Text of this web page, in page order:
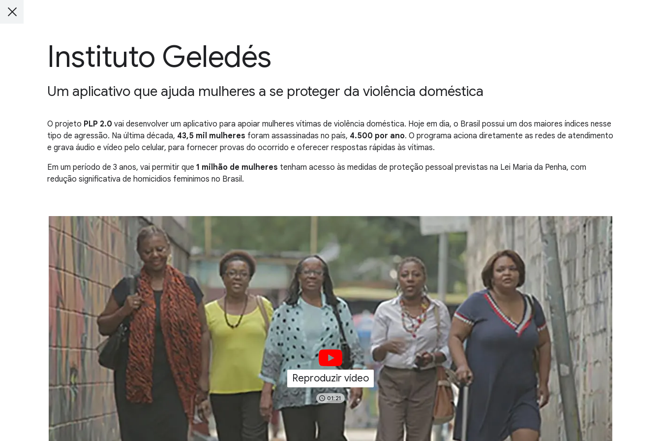
Instituto Geledés
Um aplicativo que ajuda mulheres a se proteger da violência doméstica
O projeto PLP 2.0 vai desenvolver um aplicativo para apoiar mulheres vítimas de violência doméstica. Hoje em dia, o Brasil possui um dos maiores índices nesse
tipo de agressão. Na última década, 43,5 mil mulheres foram assassinadas no país, 4.500 por ano. O programa aciona diretamente as redes de atendimento
e grava áudio e vídeo pelo celular, para fornecer provas do ocorrido e oferecer respostas rápidas às vítimas.
Em um período de 3 anos, vai permitir que 1 milhão de mulheres tenham acesso às medidas de proteção pessoal previstas na Lei Maria da Penha, com
redução significativa de homicidios feminimos no Brasil.
Reproduzir vídeo
01:21